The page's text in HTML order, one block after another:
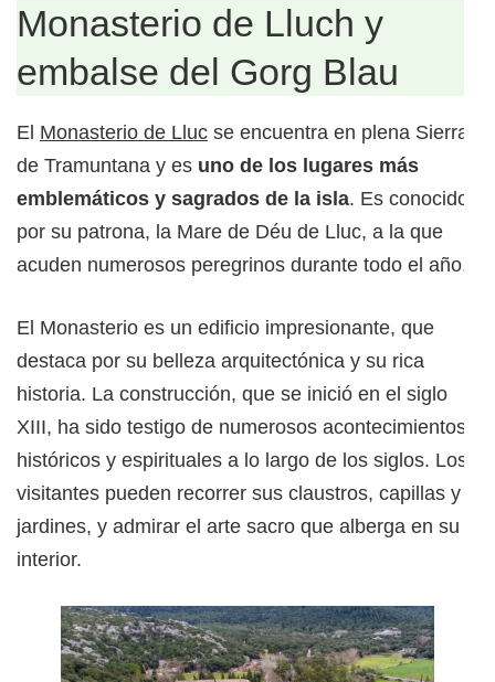
Monasterio de Lluch y
embalse del Gorg Blau
El Monasterio de Lluc se encuentra en plena Sierra
de Tramuntana y es uno de los lugares más
emblemáticos y sagrados de la isla. Es conocido
por su patrona, la Mare de Déu de Lluc, a la que
acuden numerosos peregrinos durante todo el año.
El Monasterio es un edificio impresionante, que
destaca por su belleza arquitectónica y su rica
historia. La construcción, que se inició en el siglo
XIII, ha sido testigo de numerosos acontecimientos
históricos y espirituales a lo largo de los siglos. Los
visitantes pueden recorrer sus claustros, capillas y
jardines, y admirar el arte sacro que alberga en su
interior.